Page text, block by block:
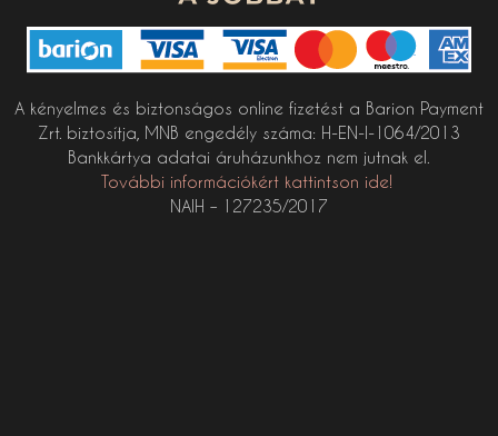
A kényelmes és biztonságos online fizetést a Barion Payment
Zrt. biztosítja, MNB engedély száma: H-EN-I-1064/2013
Bankkártya adatai áruházunkhoz nem jutnak el.
További információkért kattintson ide!
NAIH – 127235/2017